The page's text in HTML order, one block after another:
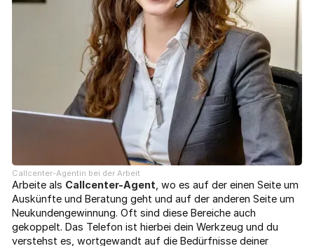
Callcenter-Agentin bei der Arbeit
Arbeite als Callcenter-Agent , wo es auf der einen Seite um
Auskünfte und Beratung geht und auf der anderen Seite um
Neukundengewinnung. Oft sind diese Bereiche auch
gekoppelt. Das Telefon ist hierbei dein Werkzeug und du
verstehst es, wortgewandt auf die Bedürfnisse deiner